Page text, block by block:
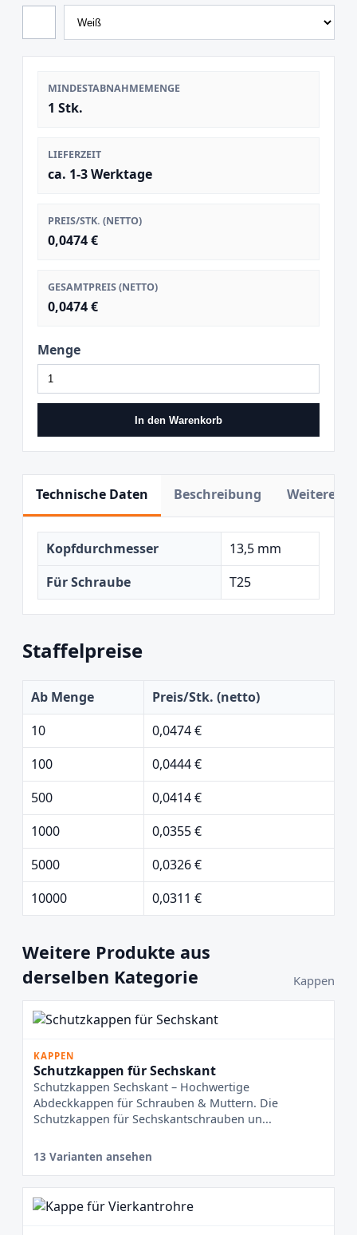
MINDESTABNAHMEMENGE
1 Stk.
LIEFERZEIT
ca. 1-3 Werktage
PREIS/STK. (NETTO)
0,0474 €
GESAMTPREIS (NETTO)
0,0474 €
Menge
In den Warenkorb
Technische Daten Beschreibung Weitere
Kopfdurchmesser
13,5 mm
Für Schraube
T25
Staffelpreise
Ab Menge
Preis/Stk. (netto)
10
0,0474 €
100
0,0444 €
500
0,0414 €
1000
0,0355 €
5000
0,0326 €
10000
0,0311 €
Weitere Produkte aus
derselben Kategorie
Kappen
KAPPEN
Schutzkappen für Sechskant
Schutzkappen Sechskant – Hochwertige
Abdeckkappen für Schrauben & Muttern. Die
Schutzkappen für Sechskantschrauben un...
13 Varianten ansehen